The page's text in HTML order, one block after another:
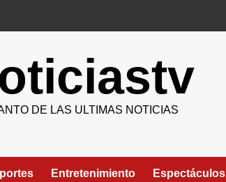
DE LAS ULTIMAS NOTICIAS
Entretenimiento Espectáculos